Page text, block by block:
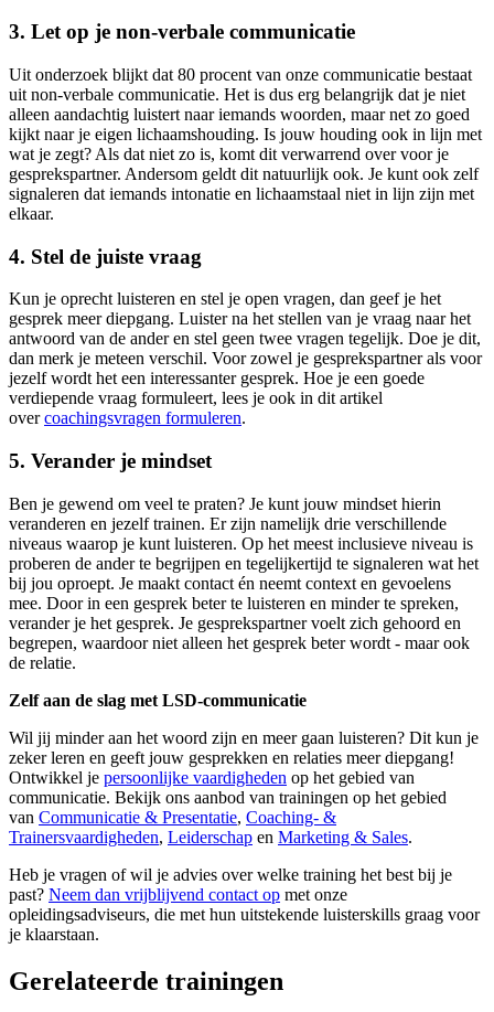
3. Let op je non-verbale communicatie
Uit onderzoek blijkt dat 80 procent van onze communicatie bestaat
uit non-verbale communicatie. Het is dus erg belangrijk dat je niet
alleen aandachtig luistert naar iemands woorden, maar net zo goed
kijkt naar je eigen lichaamshouding. Is jouw houding ook in lijn met
wat je zegt? Als dat niet zo is, komt dit verwarrend over voor je
gesprekspartner. Andersom geldt dit natuurlijk ook. Je kunt ook zelf
signaleren dat iemands intonatie en lichaamstaal niet in lijn zijn met
elkaar.
4. Stel de juiste vraag
Kun je oprecht luisteren en stel je open vragen, dan geef je het
gesprek meer diepgang. Luister na het stellen van je vraag naar het
antwoord van de ander en stel geen twee vragen tegelijk. Doe je dit,
dan merk je meteen verschil. Voor zowel je gesprekspartner als voor
jezelf wordt het een interessanter gesprek. Hoe je een goede
verdiepende vraag formuleert, lees je ook in dit artikel
overcoachingsvragen formuleren.
5. Verander je mindset
Ben je gewend om veel te praten? Je kunt jouw mindset hierin
veranderen en jezelf trainen. Er zijn namelijk drie verschillende
niveaus waarop je kunt luisteren. Op het meest inclusieve niveau is
proberen de ander te begrijpen en tegelijkertijd te signaleren wat het
bij jou oproept. Je maakt contact én neemt context en gevoelens
mee. Door in een gesprek beter te luisteren en minder te spreken,
verander je het gesprek. Je gesprekspartner voelt zich gehoord en
begrepen, waardoor niet alleen het gesprek beter wordt - maar ook
de relatie.
Zelf aan de slag met LSD-communicatie
Wil jij minder aan het woord zijn en meer gaan luisteren? Dit kun je
zeker leren en geeft jouw gesprekken en relaties meer diepgang!
Ontwikkel je persoonlijke vaardigheden op het gebied van
communicatie. Bekijk ons aanbod van trainingen op het gebied
van Communicatie & Presentatie, Coaching- &
Trainersvaardigheden, Leiderschap en Marketing & Sales.
Heb je vragen of wil je advies over welke training het best bij je
past? Neem dan vrijblijvend contact op met onze
opleidingsadviseurs, die met hun uitstekende luisterskills graag voor
je klaarstaan.
Gerelateerde trainingen